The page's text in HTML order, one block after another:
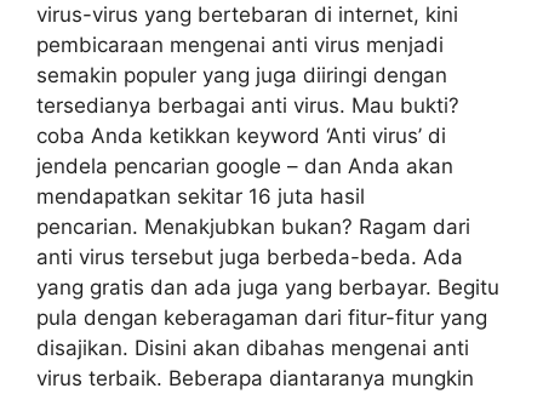
virus-virus yang bertebaran di internet, kini
pembicaraan mengenai anti virus menjadi
semakin populer yang juga diiringi dengan
tersedianya berbagai anti virus. Mau bukti?
coba Anda ketikkan keyword ‘Anti virus’ di
jendela pencarian google – dan Anda akan
mendapatkan sekitar 16 juta hasil
pencarian. Menakjubkan bukan? Ragam dari
anti virus tersebut juga berbeda-beda. Ada
yang gratis dan ada juga yang berbayar. Begitu
pula dengan keberagaman dari fitur-fitur yang
disajikan. Disini akan dibahas mengenai anti
virus terbaik. Beberapa diantaranya mungkin